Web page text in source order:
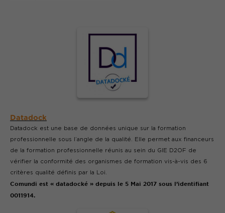
Datadock
Datadock est une base de données unique sur la formation
professionnelle sous l’angle de la qualité. Elle permet aux financeurs
de la formation professionnelle réunis au sein du GIE D2OF de
vérifier la conformité des organismes de formation vis-à-vis des 6
critères qualité définis par la Loi.
Comundi est « datadocké » depuis le 5 Mai 2017 sous l’identifiant
0011914.